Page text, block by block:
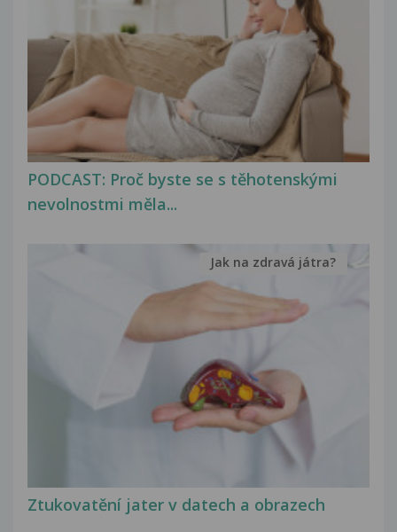
PODCAST: Proč byste se s těhotenskými
nevolnostmi měla...
Ztukovatění jater v datech a obrazech
Jak na zdravá játra?